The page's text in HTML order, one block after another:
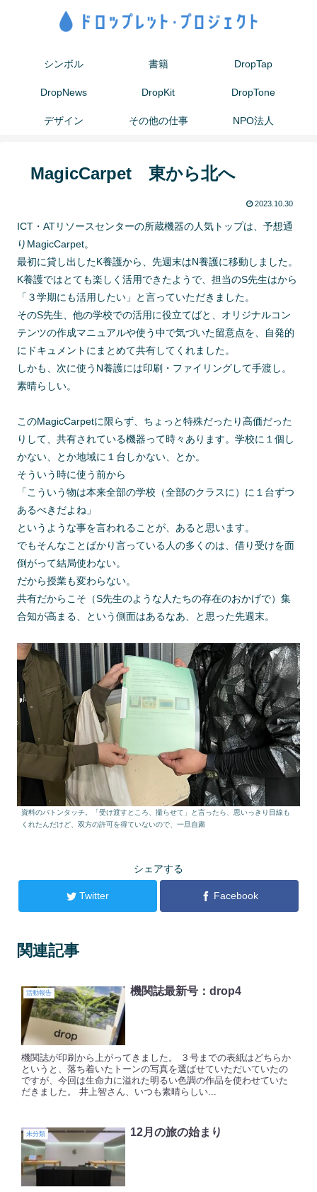
シンボル 書籍 DropTap
DropNews DropKit DropTone
デザイン その他の仕事 NPO法人
MagicCarpet 東から北へ
2023.10.30
ICT・ATリソースセンターの所蔵機器の人気トップは、予想通
りMagicCarpet。
最初に貸し出したK養護から、先週末はN養護に移動しました。
K養護ではとても楽しく活用できたようで、担当のS先生はから
「３学期にも活用したい」と言っていただきました。
そのS先生、他の学校での活用に役立てばと、オリジナルコン
テンツの作成マニュアルや使う中で気づいた留意点を、自発的
にドキュメントにまとめて共有してくれました。
しかも、次に使うN養護には印刷・ファイリングして手渡し。
素晴らしい。
このMagicCarpetに限らず、ちょっと特殊だったり高価だった
りして、共有されている機器って時々あります。学校に１個し
かない、とか地域に１台しかない、とか。
そういう時に使う前から
「こういう物は本来全部の学校（全部のクラスに）に１台ずつ
あるべきだよね」
というような事を言われることが、あると思います。
でもそんなことばかり言っている人の多くのは、借り受けを面
倒がって結局使わない。
だから授業も変わらない。
共有だからこそ（S先生のような人たちの存在のおかげで）集
合知が高まる、という側面はあるなあ、と思った先週末。
資料のバトンタッチ。「受け渡すところ、撮らせて」と言ったら、思いっきり目線も
くれたんだけど、双方の許可を得ていないので、一旦自粛
シェアする
Twitter Facebook
関連記事
活動報告 機関誌最新号：drop4
機関誌が印刷から上がってきました。 ３号までの表紙はどちらか
というと、落ち着いたトーンの写真を選ばせていただいていたの
ですが、今回は生命力に溢れた明るい色調の作品を使わせていた
だきました。 井上智さん、いつも素晴らしい...
未分類 12月の旅の始まり